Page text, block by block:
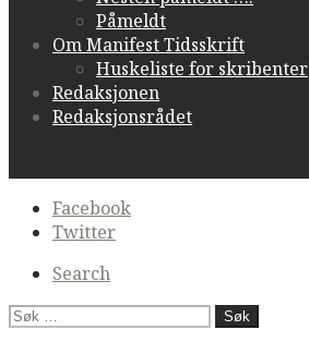
Påmeldt
Om Manifest Tidsskrift
Huskeliste for skribenter
Redaksjonen
Redaksjonsrådet
Secondary
navigation
Facebook
Twitter
Search
Søk